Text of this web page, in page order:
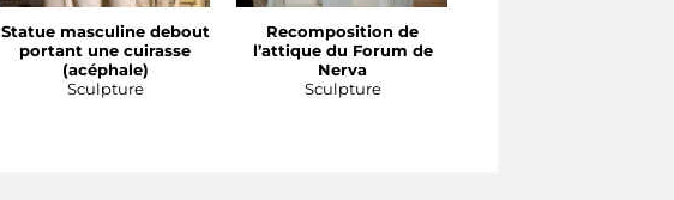
Statue masculine debout
portant une cuirasse
(acéphale)
Sculpture
Recomposition de
l’attique du Forum de
Nerva
Sculpture